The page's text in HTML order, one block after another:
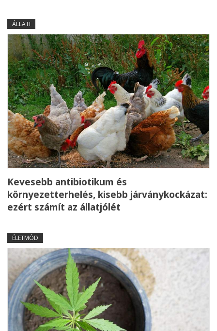
ÁLLATI
Kevesebb antibiotikum és
környezetterhelés, kisebb járványkockázat:
ezért számít az állatjólét
ÉLETMÓD